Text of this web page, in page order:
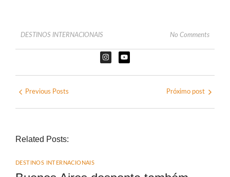
DESTINOS INTERNACIONAIS No Comments
Previous Posts Próximo post
Related Posts:
DESTINOS INTERNACIONAIS